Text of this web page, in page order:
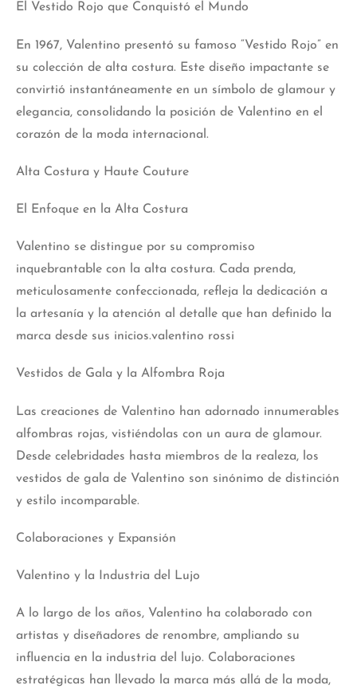
El Vestido Rojo que Conquistó el Mundo
En 1967, Valentino presentó su famoso “Vestido Rojo” en
su colección de alta costura. Este diseño impactante se
convirtió instantáneamente en un símbolo de glamour y
elegancia, consolidando la posición de Valentino en el
corazón de la moda internacional.
Alta Costura y Haute Couture
El Enfoque en la Alta Costura
Valentino se distingue por su compromiso
inquebrantable con la alta costura. Cada prenda,
meticulosamente confeccionada, refleja la dedicación a
la artesanía y la atención al detalle que han definido la
marca desde sus inicios.valentino rossi
Vestidos de Gala y la Alfombra Roja
Las creaciones de Valentino han adornado innumerables
alfombras rojas, vistiéndolas con un aura de glamour.
Desde celebridades hasta miembros de la realeza, los
vestidos de gala de Valentino son sinónimo de distinción
y estilo incomparable.
Colaboraciones y Expansión
Valentino y la Industria del Lujo
A lo largo de los años, Valentino ha colaborado con
artistas y diseñadores de renombre, ampliando su
influencia en la industria del lujo. Colaboraciones
estratégicas han llevado la marca más allá de la moda,